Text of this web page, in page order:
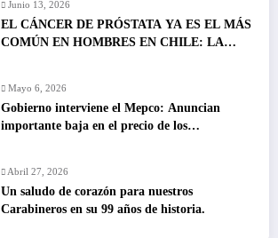
Junio 13, 2026
EL CÁNCER DE PRÓSTATA YA ES EL MÁS
COMÚN EN HOMBRES EN CHILE: LA
Mayo 6, 2026
Gobierno interviene el Mepco: Anuncian
importante baja en el precio de los
Abril 27, 2026
Un saludo de corazón para nuestros
Carabineros en su 99 años de historia.